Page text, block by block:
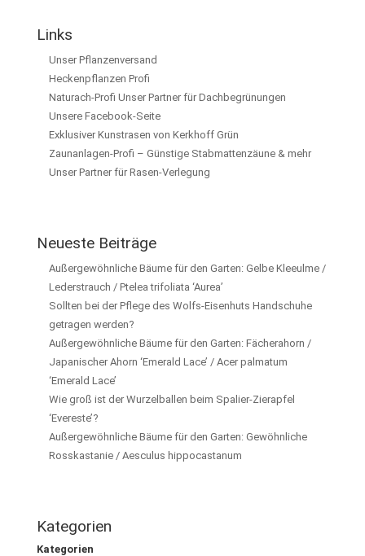
Links
Unser Pflanzenversand
Heckenpflanzen Profi
Naturach-Profi Unser Partner für Dachbegrünungen
Unsere Facebook-Seite
Exklusiver Kunstrasen von Kerkhoff Grün
Zaunanlagen-Profi – Günstige Stabmattenzäune & mehr
Unser Partner für Rasen-Verlegung
Neueste Beiträge
Außergewöhnliche Bäume für den Garten: Gelbe Kleeulme /
Lederstrauch / Ptelea trifoliata ‘Aurea’
Sollten bei der Pflege des Wolfs-Eisenhuts Handschuhe
getragen werden?
Außergewöhnliche Bäume für den Garten: Fächerahorn /
Japanischer Ahorn ‘Emerald Lace’ / Acer palmatum
‘Emerald Lace’
Wie groß ist der Wurzelballen beim Spalier-Zierapfel
‘Evereste’?
Außergewöhnliche Bäume für den Garten: Gewöhnliche
Rosskastanie / Aesculus hippocastanum
Kategorien
Kategorien